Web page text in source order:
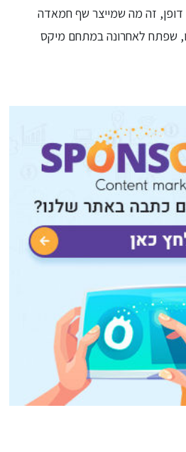
דופן, זה מה שמייצר שף חמאדה
שפתח לאחרונה במתחם מיקס